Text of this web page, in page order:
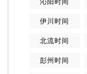
伊川时间
北流时间
彭州时间